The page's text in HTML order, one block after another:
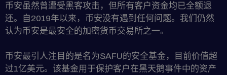
币安虽然曾遭受黑客攻击，但所有客户资金均已全额退
还。自2019年以来，币安没有遇到任何问题。我们仍然
认为币安是最安全的加密货币交易所之一。
币安最引人注目的是名为SAFU的安全基金，目前价值超
过1亿美元。该基金用于保护客户在黑天鹅事件中的资产